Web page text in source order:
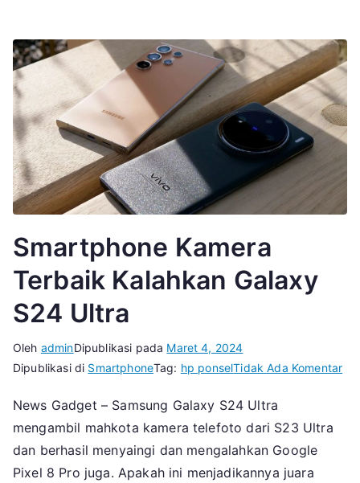
Smartphone Kamera
Terbaik Kalahkan Galaxy
S24 Ultra
Oleh adminDipublikasi pada Maret 4, 2024
Dipublikasi di SmartphoneTag: hp ponselTidak Ada Komentar
News Gadget – Samsung Galaxy S24 Ultra
mengambil mahkota kamera telefoto dari S23 Ultra
dan berhasil menyaingi dan mengalahkan Google
Pixel 8 Pro juga. Apakah ini menjadikannya juara